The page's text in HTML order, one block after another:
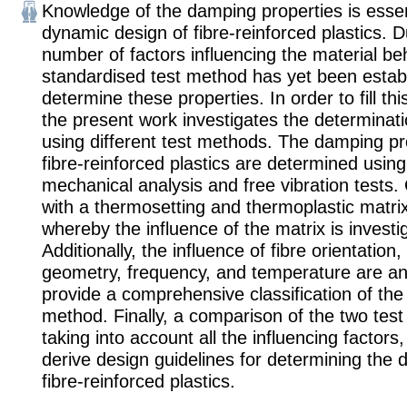
Knowledge of the damping properties is
dynamic design of fibre-reinforced plastics.
number of factors influencing the material
standardised test method has yet been
determine these properties. In order to fill
the present work investigates the
using different test methods. The damping
fibre-reinforced plastics are determined
mechanical analysis and free vibration tests.
with a thermosetting and thermoplastic
whereby the influence of the matrix is
Additionally, the influence of fibre orientation,
geometry, frequency, and temperature are
provide a comprehensive classification of
method. Finally, a comparison of the two
taking into account all the influencing
derive design guidelines for determining the
fibre-reinforced plastics.